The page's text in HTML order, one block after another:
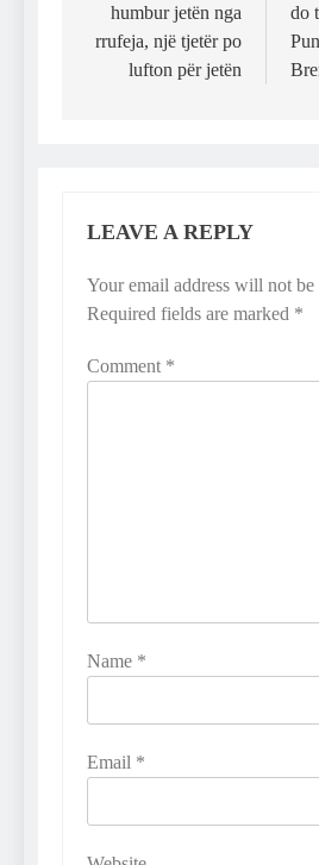
humbur jetën nga
rrufeja, një tjetër po
lufton për jetën
do
LEAVE A REPLY
Your email address will not be
Required fields are marked *
Comment *
Name *
Email *